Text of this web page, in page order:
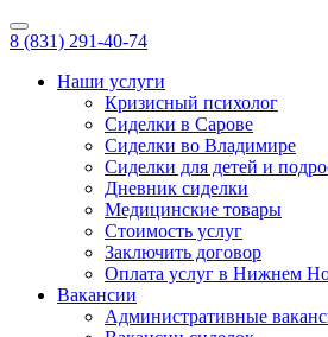
8 (831) 291-40-74
Наши услуги
Кризисный психолог
Сиделки в Сарове
Сиделки во Владимире
Сиделки для детей и
Дневник сиделки
Медицинские товары
Стоимость услуг
Заключить договор
Оплата услуг в Нижнем
Вакансии
Административные